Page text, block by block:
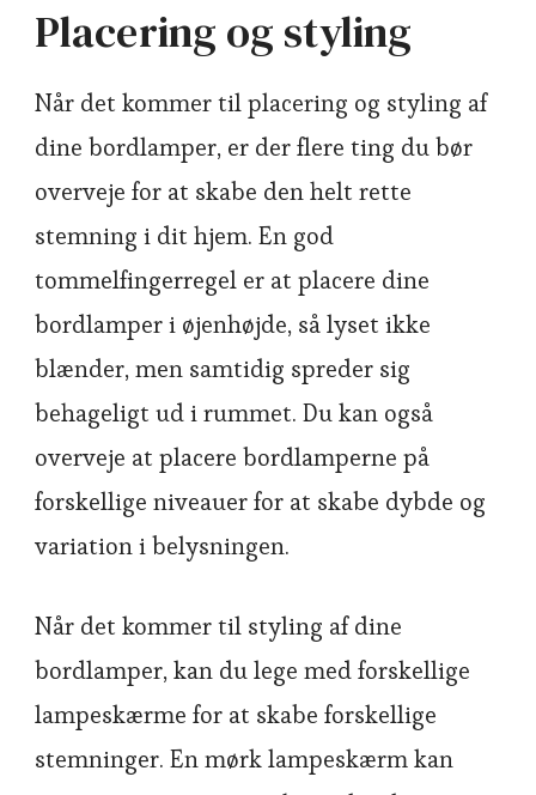
Placering og styling
Når det kommer til placering og styling af
dine bordlamper, er der flere ting du bør
overveje for at skabe den helt rette
stemning i dit hjem. En god
tommelfingerregel er at placere dine
bordlamper i øjenhøjde, så lyset ikke
blænder, men samtidig spreder sig
behageligt ud i rummet. Du kan også
overveje at placere bordlamperne på
forskellige niveauer for at skabe dybde og
variation i belysningen.
Når det kommer til styling af dine
bordlamper, kan du lege med forskellige
lampeskærme for at skabe forskellige
stemninger. En mørk lampeskærm kan